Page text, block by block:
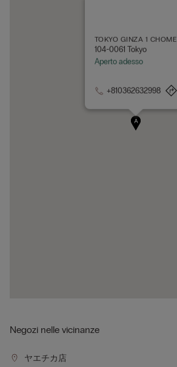
A
TOKYO GINZA 1 CHOME
104-0061 Tokyo
Aperto adesso
+810362632998
Negozi nelle vicinanze
ヤエチカ店